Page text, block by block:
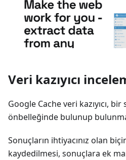
Veri kazıyıcı
Google Cache veri kazıyıcı,
önbelleğinde bulunup
Sonuçların ihtiyacınız olan
kaydedilmesi, sonuçlara ek